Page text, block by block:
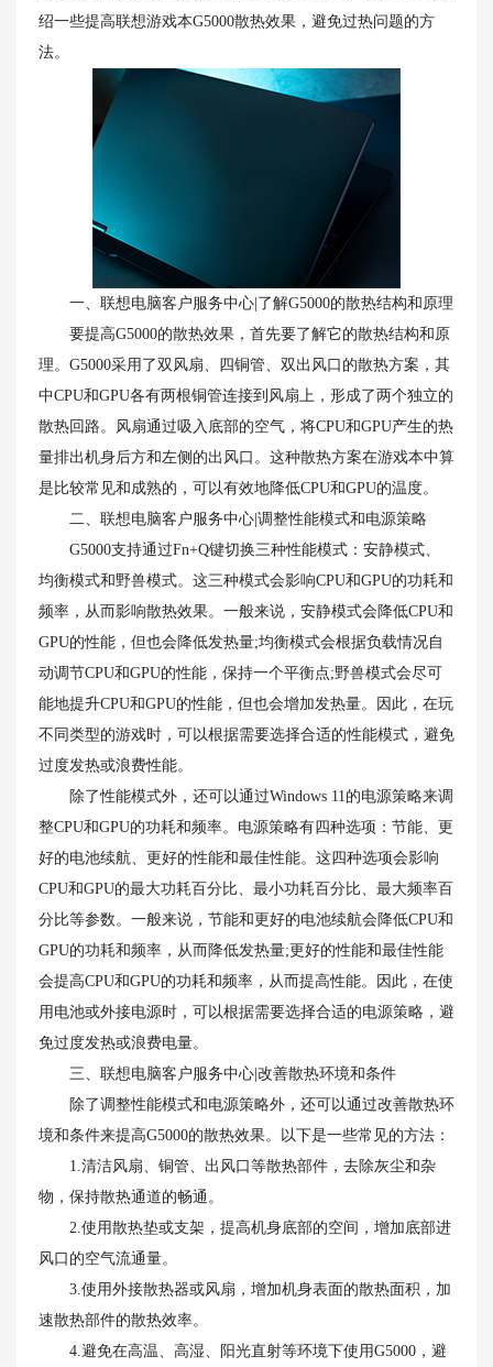
绍一些提高联想游戏本G5000散热效果，避免过热问题的方
法。
一、联想电脑客户服务中心|了解G5000的散热结构和原理
要提高G5000的散热效果，首先要了解它的散热结构和原
理。G5000采用了双风扇、四铜管、双出风口的散热方案，其
中CPU和GPU各有两根铜管连接到风扇上，形成了两个独立的
散热回路。风扇通过吸入底部的空气，将CPU和GPU产生的热
量排出机身后方和左侧的出风口。这种散热方案在游戏本中算
是比较常见和成熟的，可以有效地降低CPU和GPU的温度。
二、联想电脑客户服务中心|调整性能模式和电源策略
G5000支持通过Fn+Q键切换三种性能模式：安静模式、
均衡模式和野兽模式。这三种模式会影响CPU和GPU的功耗和
频率，从而影响散热效果。一般来说，安静模式会降低CPU和
GPU的性能，但也会降低发热量;均衡模式会根据负载情况自
动调节CPU和GPU的性能，保持一个平衡点;野兽模式会尽可
能地提升CPU和GPU的性能，但也会增加发热量。因此，在玩
不同类型的游戏时，可以根据需要选择合适的性能模式，避免
过度发热或浪费性能。
除了性能模式外，还可以通过Windows 11的电源策略来调
整CPU和GPU的功耗和频率。电源策略有四种选项：节能、更
好的电池续航、更好的性能和最佳性能。这四种选项会影响
CPU和GPU的最大功耗百分比、最小功耗百分比、最大频率百
分比等参数。一般来说，节能和更好的电池续航会降低CPU和
GPU的功耗和频率，从而降低发热量;更好的性能和最佳性能
会提高CPU和GPU的功耗和频率，从而提高性能。因此，在使
用电池或外接电源时，可以根据需要选择合适的电源策略，避
免过度发热或浪费电量。
三、联想电脑客户服务中心|改善散热环境和条件
除了调整性能模式和电源策略外，还可以通过改善散热环
境和条件来提高G5000的散热效果。以下是一些常见的方法：
1.清洁风扇、铜管、出风口等散热部件，去除灰尘和杂
物，保持散热通道的畅通。
2.使用散热垫或支架，提高机身底部的空间，增加底部进
风口的空气流通量。
3.使用外接散热器或风扇，增加机身表面的散热面积，加
速散热部件的散热效率。
4.避免在高温、高湿、阳光直射等环境下使用G5000，避